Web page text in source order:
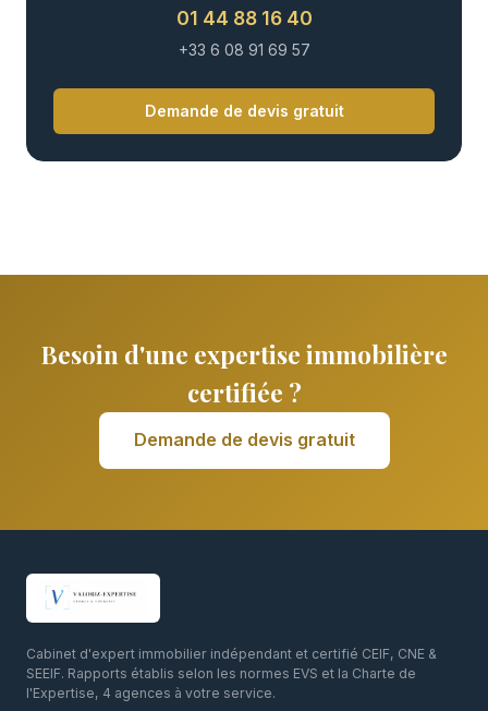
01 44 88 16 40
+33 6 08 91 69 57
Demande de devis gratuit
Besoin d'une expertise immobilière
certifiée ?
Demande de devis gratuit
Cabinet d'expert immobilier indépendant et certifié CEIF, CNE &
SEEIF. Rapports établis selon les normes EVS et la Charte de
l'Expertise, 4 agences à votre service.